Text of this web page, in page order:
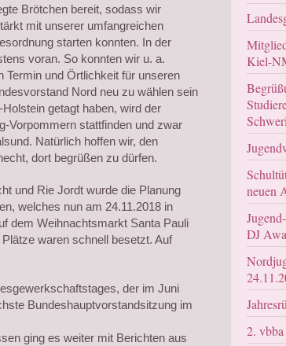
Brötchen bereit, sodass wir
mit unserer umfangreichen
starten konnten. In der
voran. So konnten wir u. a.
Termin und Örtlichkeit für unseren
Nord neu zu wählen sein
getagt haben, wird der
Vorpommern stattfinden und zwar
Natürlich hoffen wir, den
dort begrüßen zu dürfen.
und Rie Jordt wurde die Planung
welches nun am 24.11.2018 in
dem Weihnachtsmarkt Santa Pauli
waren schnell besetzt. Auf
der im Juni
Bundeshauptvorstandsitzung im
ging es weiter mit Berichten aus
Kiel-
neuen
DJ
2.